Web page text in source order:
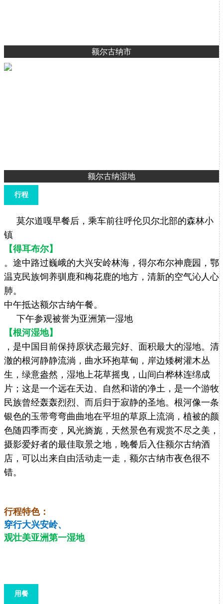
额尔古纳市
额尔古纳湿地
行程
莫尔道嘎早餐后，乘车前往呼伦贝尔北部的森林小
镇
【得耳布尔】
。途中路过巍峨的大兴安岭林海，得尔布尔神鹿园，鄂
温克民族饲养驯鹿和梅花鹿的地方，清新的空气沁人心
肺。
中午抵达额尔古纳午餐。
下午参观被誉为亚洲第一湿地
【根河湿地】
，是中国目前保持原状态最完好、面积最大的湿地。清
澈的根河静静流淌，曲水环抱草甸，岸边矮树灌木丛
生，绿意盎然，湿地上花草摇曳，山间白桦林连绵成
片；这是一个远在天边、自然和谐的净土，是一个游牧
民族曾经轰轰烈烈、而后归于寂静的圣地。根河像一条
银色的玉带弯弯曲曲地在平坦的草原上流淌，植被的颜
色随四季而变，风光旖旎，天然景色有观赏不尽之美，
摄影爱好者的最佳取景之地，晚餐后入住额尔古纳酒
店，可以出来自由活动走一走，额尔古纳市夜色很不
错。
行程特色：
穿行大兴安岭、
观壮美亚洲第一湿地
用餐